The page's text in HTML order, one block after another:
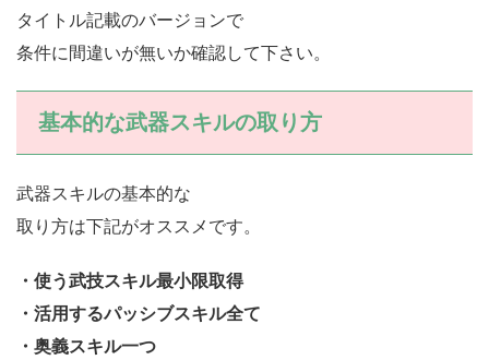
タイトル記載のバージョンで
条件に間違いが無いか確認して下さい。
基本的な武器スキルの取り方
武器スキルの基本的な
取り方は下記がオススメです。
・使う武技スキル最小限取得
・活用するパッシブスキル全て
・奥義スキル一つ